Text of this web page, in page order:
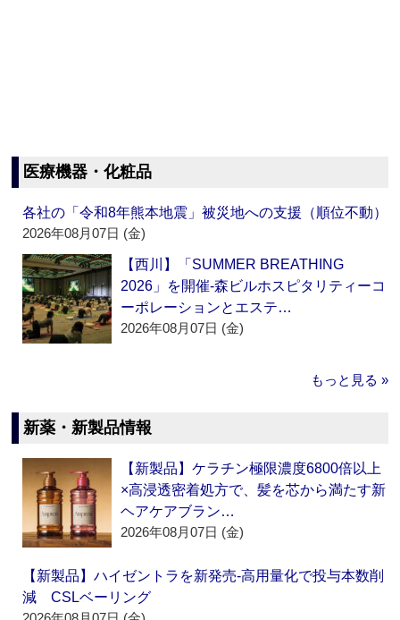
医療機器・化粧品
各社の「令和8年熊本地震」被災地への支援（順位不動）
2026年08月07日 (金)
【西川】「SUMMER BREATHING
2026」を開催‐森ビルホスピタリティーコ
ーポレーションとエステ…
2026年08月07日 (金)
もっと見る »
新薬・新製品情報
【新製品】ケラチン極限濃度6800倍以上
×高浸透密着処方で、髪を芯から満たす新
ヘアケアブラン…
2026年08月07日 (金)
【新製品】ハイゼントラを新発売‐高用量化で投与本数削
減 CSLベーリング